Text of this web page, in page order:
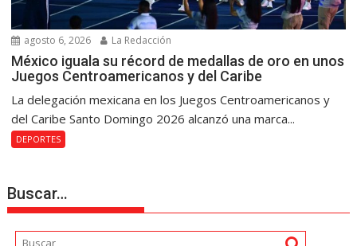
agosto 6, 2026 La Redacción
México iguala su récord de medallas de oro en unos
Juegos Centroamericanos y del Caribe
La delegación mexicana en los Juegos Centroamericanos y
del Caribe Santo Domingo 2026 alcanzó una marca...
DEPORTES
Buscar…